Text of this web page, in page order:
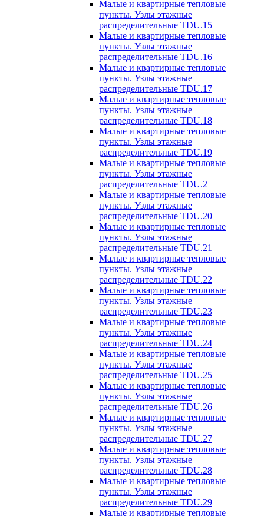
Малые и квартирные тепловые
пункты. Узлы этажные
распределительные TDU.15
Малые и квартирные тепловые
пункты. Узлы этажные
распределительные TDU.16
Малые и квартирные тепловые
пункты. Узлы этажные
распределительные TDU.17
Малые и квартирные тепловые
пункты. Узлы этажные
распределительные TDU.18
Малые и квартирные тепловые
пункты. Узлы этажные
распределительные TDU.19
Малые и квартирные тепловые
пункты. Узлы этажные
распределительные TDU.2
Малые и квартирные тепловые
пункты. Узлы этажные
распределительные TDU.20
Малые и квартирные тепловые
пункты. Узлы этажные
распределительные TDU.21
Малые и квартирные тепловые
пункты. Узлы этажные
распределительные TDU.22
Малые и квартирные тепловые
пункты. Узлы этажные
распределительные TDU.23
Малые и квартирные тепловые
пункты. Узлы этажные
распределительные TDU.24
Малые и квартирные тепловые
пункты. Узлы этажные
распределительные TDU.25
Малые и квартирные тепловые
пункты. Узлы этажные
распределительные TDU.26
Малые и квартирные тепловые
пункты. Узлы этажные
распределительные TDU.27
Малые и квартирные тепловые
пункты. Узлы этажные
распределительные TDU.28
Малые и квартирные тепловые
пункты. Узлы этажные
распределительные TDU.29
Малые и квартирные тепловые